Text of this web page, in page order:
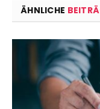
ÄHNLICHE